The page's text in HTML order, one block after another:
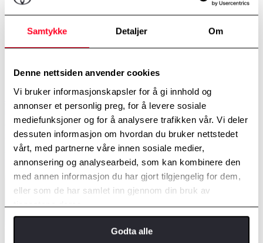
Samtykke Detaljer Om
Denne nettsiden anvender cookies
Vi bruker informasjonskapsler for å gi innhold og
annonser et personlig preg, for å levere sosiale
mediefunksjoner og for å analysere trafikken vår. Vi deler
dessuten informasjon om hvordan du bruker nettstedet
vårt, med partnerne våre innen sosiale medier,
annonsering og analysearbeid, som kan kombinere den
med annen informasjon du har gjort tilgjengelig for dem,
eller som de har samlet inn gjennom din bruk av
tjenestene deres.
Godta alle
lettvint
Toyota ladeboks gir sikker lading med separat kurs og
Toyota ladeboks har gjennomført Toyotakvalitet i alle
komponenter
Toyota ladeboks får du ferdig installert til fast pris
Se kampanje på ladeboks